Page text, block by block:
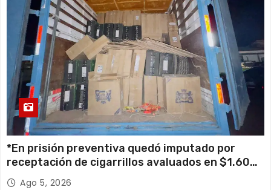
*En prisión preventiva quedó imputado por
receptación de cigarrillos avaluados en $1.600
millones*
Ago 5, 2026